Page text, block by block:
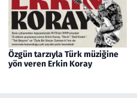
Özgün tarzıyla Türk müziğine
yön veren Erkin Koray